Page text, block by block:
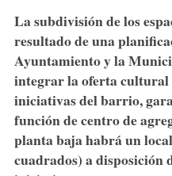
La subdivisión de los
resultado de una
Ayuntamiento y la
integrar la oferta cultural
iniciativas del barrio,
función de centro de
planta baja habrá un
cuadrados) adisposición